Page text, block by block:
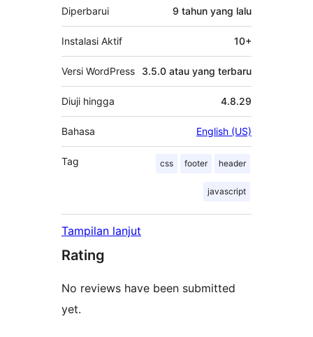
Diperbarui 9 tahun yang lalu
Instalasi Aktif 10+
Versi WordPress 3.5.0 atau yang terbaru
Diuji hingga 4.8.29
Bahasa English (US)
Tag css footer header
javascript
Tampilan lanjut
Rating
No reviews have been submitted
yet.